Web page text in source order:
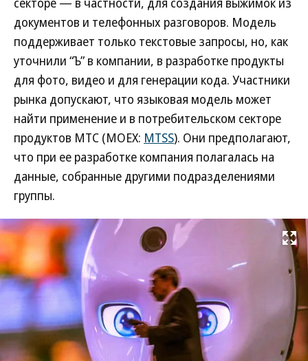
документов и телефонных разговоров. Модель
поддерживает только текстовые запросы, но, как
уточнили “Ъ” в компании, в разработке продукты
для фото, видео и для генерации кода. Участники
рынка допускают, что языковая модель может
найти применение и в потребительском секторе
продуктов МТС (MOEX: MTSS). Они предполагают,
что при ее разработке компания полагалась на
данные, собранные другими подразделениями
группы.
Развернуть